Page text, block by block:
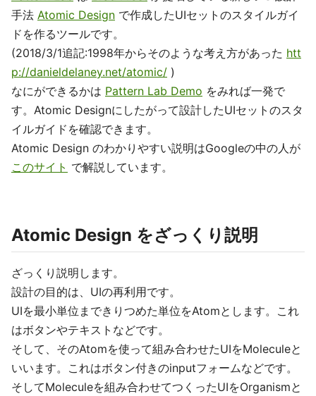
手法 Atomic Design で作成したUIセットのスタイルガイ
ドを作るツールです。
(2018/3/1追記:1998年からそのような考え方があった htt
p://danieldelaney.net/atomic/ )
なにができるかは Pattern Lab Demo をみれば一発で
す。Atomic Designにしたがって設計したUIセットのスタ
イルガイドを確認できます。
Atomic Design のわかりやすい説明はGoogleの中の人が
このサイト で解説しています。
Atomic Design をざっくり説明
ざっくり説明します。
設計の目的は、UIの再利用です。
UIを最小単位まできりつめた単位をAtomとします。これ
はボタンやテキストなどです。
そして、そのAtomを使って組み合わせたUIをMoleculeと
いいます。これはボタン付きのinputフォームなどです。
そしてMoleculeを組み合わせてつくったUIをOrganismと